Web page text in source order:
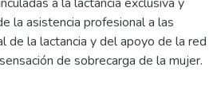
la asistencia profesional a las
de la lactancia y del apoyo de la red
de sobrecarga de la mujer.